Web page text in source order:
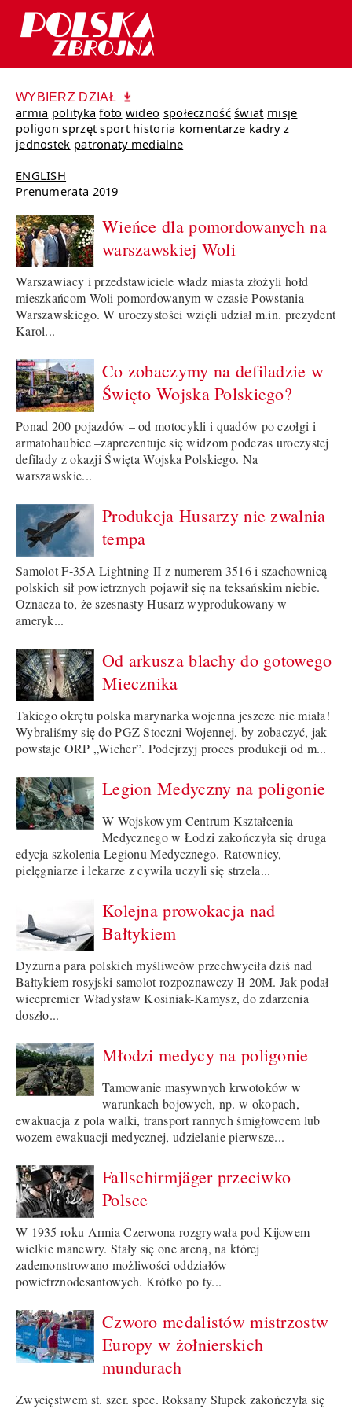
WYBIERZ DZIAŁ
armia polityka foto wideo społeczność świat misje
poligon sprzęt sport historia komentarze kadry z
jednostek patronaty medialne
ENGLISH
Prenumerata 2019
Wieńce dla pomordowanych na
warszawskiej Woli
Warszawiacy i przedstawiciele władz miasta złożyli hołd
mieszkańcom Woli pomordowanym w czasie Powstania
Warszawskiego. W uroczystości wzięli udział m.in. prezydent
Karol...
Co zobaczymy na defiladzie w
Święto Wojska Polskiego?
Ponad 200 pojazdów – od motocykli i quadów po czołgi i
armatohaubice –zaprezentuje się widzom podczas uroczystej
defilady z okazji Święta Wojska Polskiego. Na
warszawskie...
Produkcja Husarzy nie zwalnia
tempa
Samolot F-35A Lightning II z numerem 3516 i szachownicą
polskich sił powietrznych pojawił się na teksańskim niebie.
Oznacza to, że szesnasty Husarz wyprodukowany w
ameryk...
Od arkusza blachy do gotowego
Miecznika
Takiego okrętu polska marynarka wojenna jeszcze nie miała!
Wybraliśmy się do PGZ Stoczni Wojennej, by zobaczyć, jak
powstaje ORP „Wicher”. Podejrzyj proces produkcji od m...
Legion Medyczny na poligonie
W Wojskowym Centrum Kształcenia
Medycznego w Łodzi zakończyła się druga
edycja szkolenia Legionu Medycznego. Ratownicy,
pielęgniarze i lekarze z cywila uczyli się strzela...
Kolejna prowokacja nad
Bałtykiem
Dyżurna para polskich myśliwców przechwyciła dziś nad
Bałtykiem rosyjski samolot rozpoznawczy Ił-20M. Jak podał
wicepremier Władysław Kosiniak-Kamysz, do zdarzenia
doszło...
Młodzi medycy na poligonie
Tamowanie masywnych krwotoków w
warunkach bojowych, np. w okopach,
ewakuacja z pola walki, transport rannych śmigłowcem lub
wozem ewakuacji medycznej, udzielanie pierwsze...
Fallschirmjäger przeciwko
Polsce
W 1935 roku Armia Czerwona rozgrywała pod Kijowem
wielkie manewry. Stały się one areną, na której
zademonstrowano możliwości oddziałów
powietrznodesantowych. Krótko po ty...
Czworo medalistów mistrzostw
Europy w żołnierskich
mundurach
Zwycięstwem st. szer. spec. Roksany Słupek zakończyła się